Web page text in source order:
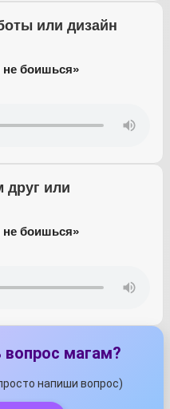
или дизайн
боишься»
друг или
боишься»
магам?
напиши вопрос)